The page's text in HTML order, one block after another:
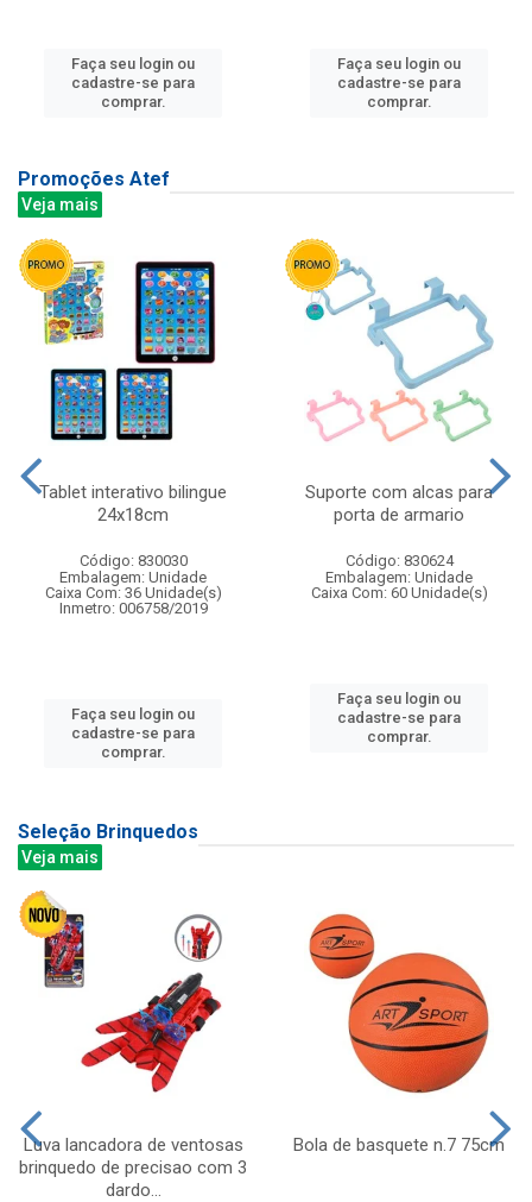
Faça seu login ou
cadastre-se para
comprar.
Faça seu login ou
cadastre-se para
comprar.
Promoções Atef
Veja mais
Tablet interativo bilingue
24x18cm
Código: 830030
Embalagem: Unidade
Caixa Com: 36 Unidade(s)
Inmetro: 006758/2019
Faça seu login ou
cadastre-se para
comprar.
Suporte com alcas para
porta de armario
Código: 830624
Embalagem: Unidade
Caixa Com: 60 Unidade(s)
Faça seu login ou
cadastre-se para
comprar.
Seleção Brinquedos
Veja mais
Luva lancadora de ventosas
brinquedo de precisao com 3
dardo...
Bola de basquete n.7 75cm